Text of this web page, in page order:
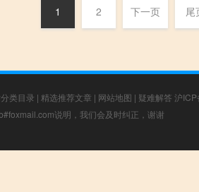
1 2 下一页 尾
类目录 | 精选推荐文章 | 网站地图 | 疑难解答 沪
说明，我们会及时纠正，谢谢